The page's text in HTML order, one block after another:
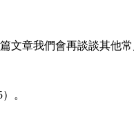
章我們會再談談其他常
。